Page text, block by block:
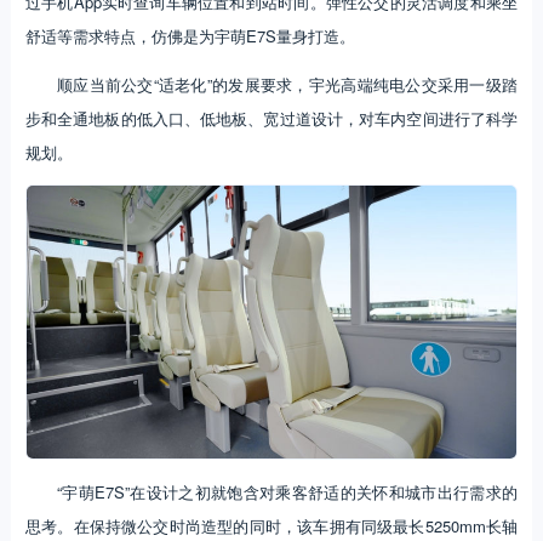
舒适等需求特点，仿佛是为宇萌E7S量身打造。
顺应当前公交“适老化”的发展要求，宇光高端纯电公交采用一级踏
步和全通地板的低入口、低地板、宽过道设计，对车内空间进行了科学
规划。
“宇萌E7S”在设计之初就饱含对乘客舒适的关怀和城市出行需求的
思考。在保持微公交时尚造型的同时，该车拥有同级最长5250mm长轴